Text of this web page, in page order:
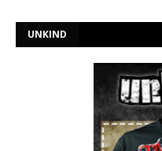
UNKIND